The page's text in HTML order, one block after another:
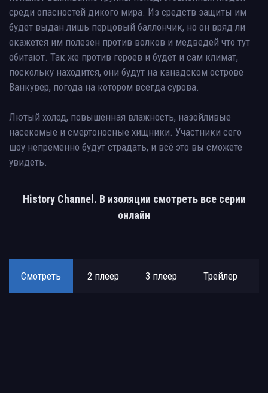
среди опасностей дикого мира. Из средств защиты им
будет выдан лишь перцовый баллончик, но он вряд ли
окажется им полезен против волков и медведей что тут
обитают. Так же против героев и будет и сам климат,
поскольку находится, они будут на канадском острове
Ванкувер, погода на котором всегда сурова.
Лютый холод, повышенная влажность, назойливые
насекомые и смертоносные хищники. Участники сего
шоу непременно будут страдать, и всё это вы сможете
увидеть.
History Channel. В изоляции смотреть все серии
онлайн
Смотреть 2 плеер 3 плеер Трейлер